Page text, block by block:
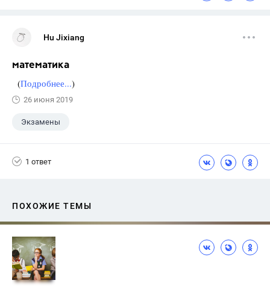
Hu Jixiang
математика
(Подробнее...)
26 июня 2019
Экзамены
1 ответ
ПОХОЖИЕ ТЕМЫ